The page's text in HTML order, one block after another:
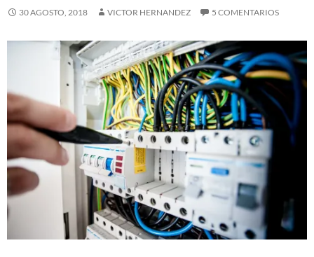
30 AGOSTO, 2018 VICTOR HERNANDEZ 5 COMENTARIOS